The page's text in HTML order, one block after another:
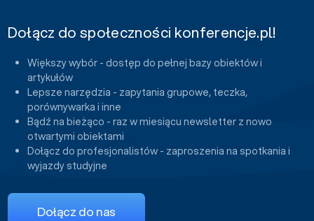
Dołącz do społeczności konferencje.pl!
Większy wybór - dostęp do pełnej bazy obiektów i
artykułów
Lepsze narzędzia - zapytania grupowe, teczka,
porównywarka i inne
Bądź na bieżąco - raz w miesiącu newsletter z nowo
otwartymi obiektami
Dołącz do profesjonalistów - zaproszenia na spotkania i
wyjazdy studyjne
Dołącz do nas